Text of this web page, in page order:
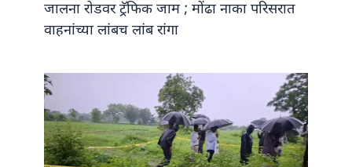
जालना रोडवर ट्रॅफिक जाम ; मोंढा नाका परिसरात
वाहनांच्या लांबच लांब रांगा